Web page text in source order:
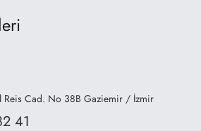
Reis Cad. No 38B Gaziemir / İzmir
41